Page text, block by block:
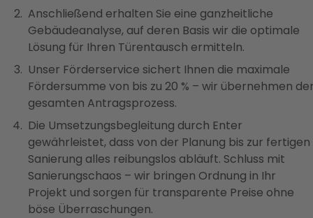
Anschließend erhalten Sie eine ganzheitliche
Gebäudeanalyse, auf deren Basis wir die optimale
Lösung für Ihren Türentausch ermitteln.
Unser Förderservice sichert Ihnen die maximale
Fördersumme von bis zu 20 % – wir übernehmen
gesamten Antragsprozess.
Die Umsetzungsbegleitung durch Enter
gewährleistet, dass von der Planung bis zur fertigen
Sanierung alles reibungslos abläuft. Schluss mit
Sanierungschaos – wir bringen Ordnung in Ihr
Projekt und sorgen für transparente Preise ohne
böse Überraschungen.